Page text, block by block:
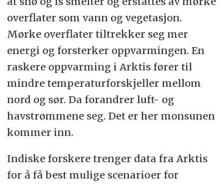
overflater som vann og vegetasjon.
Mørke overflater tiltrekker seg mer
energi og forsterker oppvarmingen. En
raskere oppvarming i Arktis fører til
mindre temperaturforskjeller mellom
nord og sør. Da forandrer luft- og
havstrømmene seg. Det er her monsunen
kommer inn.
Indiske forskere trenger data fra Arktis
for å få best mulige scenarioer for